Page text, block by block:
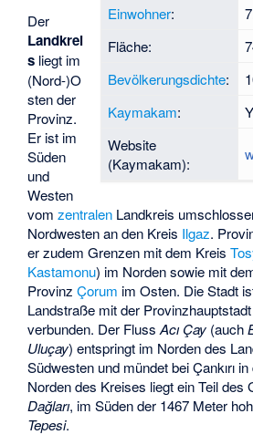
Einwohner:
Fläche:
Bevölkerungsdichte:
Kaymakam:
Website
(Kaymakam):
Der
Landkrei
s liegt im
(Nord-)O
sten der
Provinz.
Er ist im
Süden
und
Westen
vomzentralen Landkreis
Nordwesten an den Kreis Ilgaz.
er zudem Grenzen mit dem Kreis
Kastamonu) im Norden sowie mit
ProvinzÇorum im Osten. Die Stadt
Landstraße mit der
verbunden. Der FlussAcı Çay (auch
Uluçay) entspringt im Norden des
Südwesten und mündet bei Çankırı in
Norden des Kreises liegt ein Teil des
Dağları, im Süden der 1467 Meter
Tepesi.